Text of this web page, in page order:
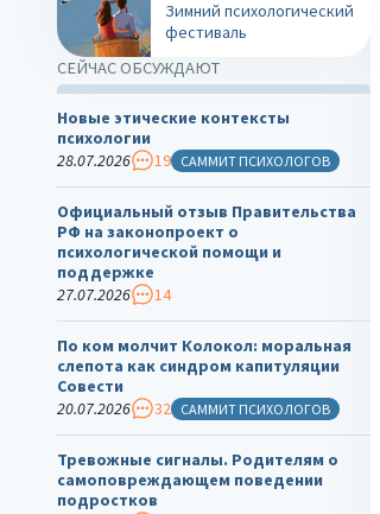
Зимний психологический
фестиваль
СЕЙЧАС ОБСУЖДАЮТ
Новые этические контексты
психологии
28.07.2026
19 САММИТ ПСИХОЛОГОВ
Официальный отзыв Правительства
РФ на законопроект о
психологической помощи и
поддержке
27.07.2026
14
По ком молчит Колокол: моральная
слепота как синдром капитуляции
Совести
20.07.2026
32 САММИТ ПСИХОЛОГОВ
Тревожные сигналы. Родителям о
самоповреждающем поведении
подростков